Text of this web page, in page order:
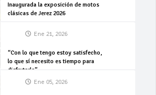
Inaugurada la exposición de motos
clásicas de Jerez 2026
Ene 21, 2026
“Con lo que tengo estoy satisfecho,
lo que sí necesito es tiempo para
disfrutarlo”
Ene 05, 2026